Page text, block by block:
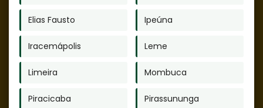
Elias Fausto Ipeúna
Iracemápolis Leme
Limeira Mombuca
Piracicaba Pirassununga
Escolher a melhor forma de se despedir de
um ente querido nunca é fácil. Optar pela
cremação, diferente do enterro, é escolher
uma forma simples, prática, ecológica,
econômica e com muito mais autonomia
para homenagear e para honrar a